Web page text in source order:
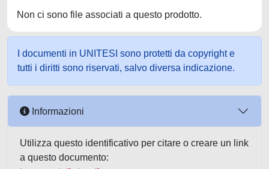
Non ci sono file associati a questo prodotto.
I documenti in UNITESI sono protetti da copyright e
tutti i diritti sono riservati, salvo diversa indicazione.
Informazioni
Utilizza questo identificativo per citare o creare un link
a questo documento: